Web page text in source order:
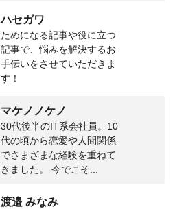
ハセガワ
ためになる記事や役に立つ
記事で、悩みを解決するお
手伝いをさせていただきま
す！
マケノノケノ
30代後半のIT系会社員。10
代の頃から恋愛や人間関係
でさまざまな経験を重ねて
きました。 今でこそ...
渡邉 みなみ